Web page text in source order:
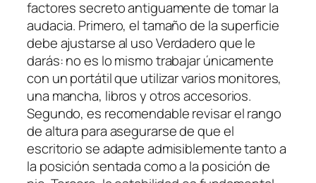
factores secreto antiguamente de tomar la
audacia. Primero, el tamaño de la superficie
debe ajustarse al uso Verdadero que le
darás: no es lo mismo trabajar únicamente
con un portátil que utilizar varios monitores,
una mancha, libros y otros accesorios.
Segundo, es recomendable revisar el rango
de altura para asegurarse de que el
escritorio se adapte admisiblemente tanto a
la posición sentada como a la posición de